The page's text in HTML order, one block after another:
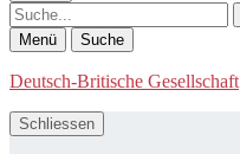
Suche
Menü Suche
Deutsch-Britische Gesellschaft
Schliessen